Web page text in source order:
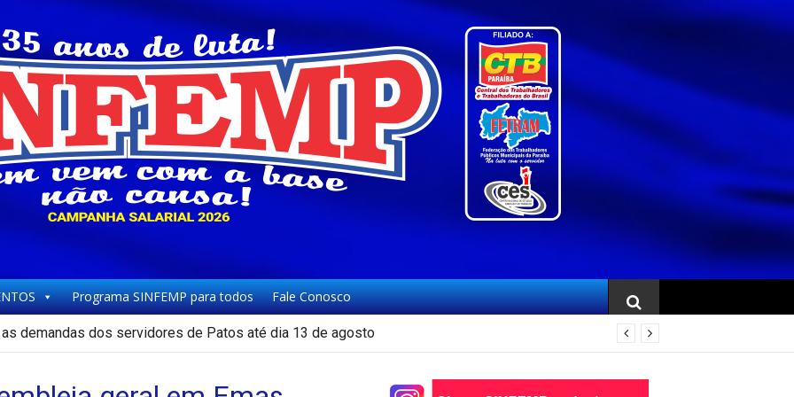
Programa SINFEMP para todos Fale Conosco
demandas dos servidores de Patos até dia 13 de agosto